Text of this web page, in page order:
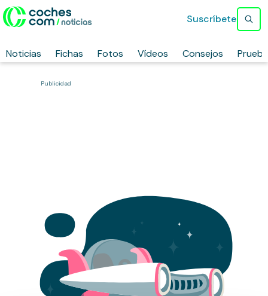
Noticias Fichas Fotos Vídeos Consejos
Suscríbete
Publicidad